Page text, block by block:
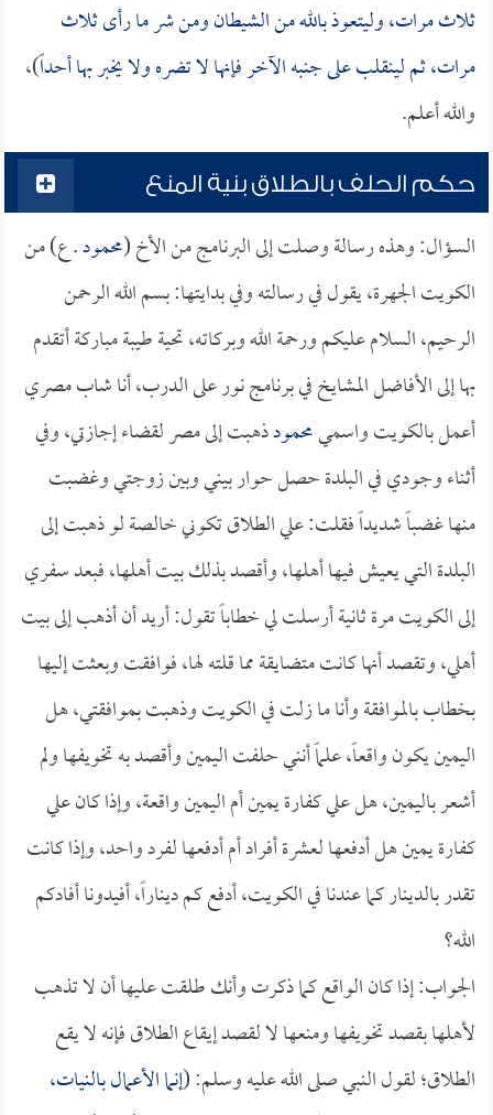
ثلاث مرات، وليتعوذ بالله من الشيطان ومن شر ما رأى ثلاث
مرات، ثم لينقلب على جنبه الآخر فإنها لا تضره ولا يخبر بها أحداً)،
والله أعلم.
حكم الحلف بالطلاق بنية المنع
السؤال: وهذه رسالة وصلت إلى البرنامج من الأخ (محمود. ع) من
الكويت الجهرة، يقول في رسالته وفي بدايتها: بسم الله الرحمن
الرحيم، السلام عليكم ورحمة الله وبركاته، تحية طيبة مباركة أتقدم
بها إلى الأفاضل المشايخ في برنامج نور على الدرب، أنا شاب مصري
أعمل بالكويت واسميمحمودذهبت إلى مصر لقضاء إجازتي، وفي
أثناء وجودي في البلدة حصل حوار بيني وبين زوجتي وغضبت
منها غضباً شديداً فقلت: علي الطلاق تكوني خالصة لو ذهبت إلى
البلدة التي يعيش فيها أهلها، وأقصد بذلك بيت أهلها، فبعد سفري
إلى الكويت مرة ثانية أرسلت لي خطاباً تقول: أريد أن أذهب إلى بيت
أهلي، وتقصد أنها كانت متضايقة مما قلته لها، فوافقت وبعثت إليها
بخطاب بالموافقة وأنا ما زلت في الكويت وذهبت بموافقتي، هل
اليمين يكون واقعاً، علماً أنني حلفت اليمين وأقصد به تخويفها ولم
أشعر باليمين، هل علي كفارة يمين أم اليمين واقعة، وإذا كان علي
كفارة يمين هل أدفعها لعشرة أفراد أم أدفعها لفرد واحد، وإذا كانت
تقدر بالدينار كما عندنا في الكويت، أدفع كم ديناراً، أفيدونا أفادكم
الله؟
الجواب: إذا كان الواقع كما ذكرت وأنك طلقت عليها أن لا تذهب
لأهلها بقصد تخويفها ومنعها لا لقصد إيقاع الطلاق فإنه لا يقع
الطلاق؛ لقول النبي صلى الله عليه وسلم: (إنما الأعمال بالنيات،